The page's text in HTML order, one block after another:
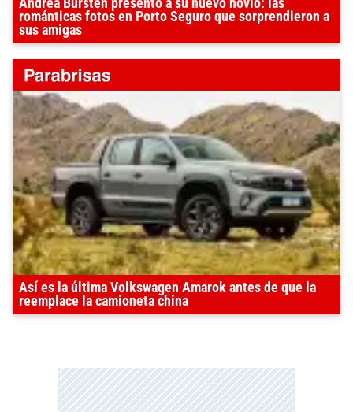
románticas fotos en Porto Seguro que sorprendieron a
sus amigas
Así es la última Volkswagen Amarok antes de que la
reemplace la camioneta china